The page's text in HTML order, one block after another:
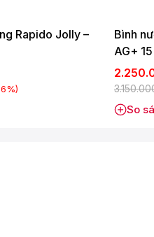
Rapido Jolly –
Bình
AG+
So